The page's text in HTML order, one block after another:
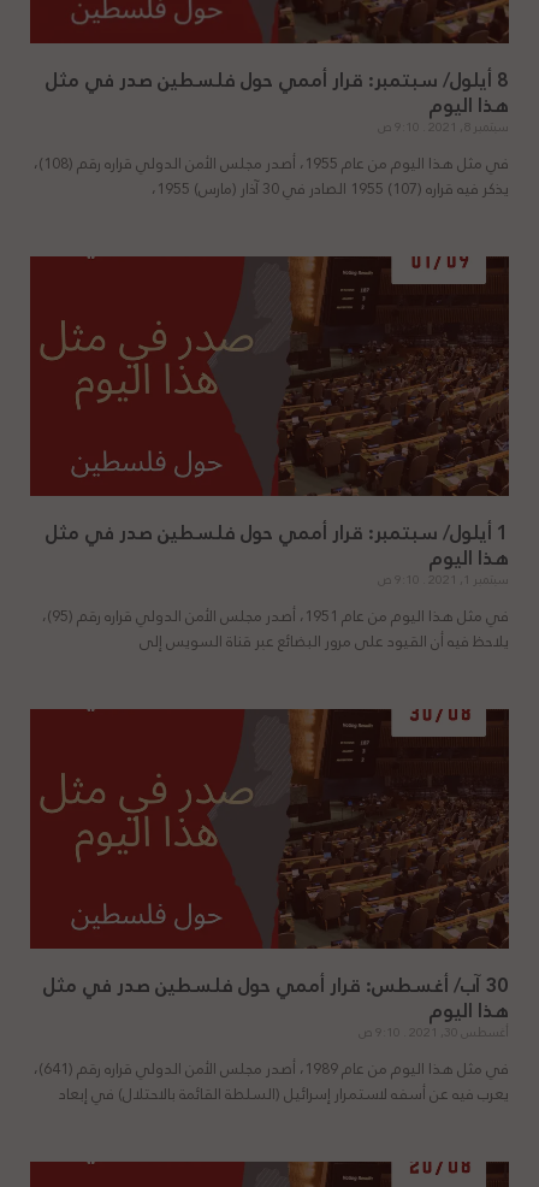
8 أيلول/ سبتمبر: قرار أممي حول فلسطين صدر في مثل
هذا اليوم
سبتمبر 8, 2021
في مثل هذا اليوم من عام 1955، أصدر مجلس الأمن الدولي قراره رقم (108)،
يذكر فيه قراره (107) 1955 الصادر في 30 آذار (مارس) 1955،
1 أيلول/ سبتمبر: قرار أممي حول فلسطين صدر في مثل
هذا اليوم
سبتمبر 1, 2021
في مثل هذا اليوم من عام 1951، أصدر مجلس الأمن الدولي قراره رقم (95)،
يلاحظ فيه أن القيود على مرور البضائع عبر قناة السويس إلى
30 آب/ أغسطس: قرار أممي حول فلسطين صدر في مثل
هذا اليوم
أغسطس 30, 2021
في مثل هذا اليوم من عام 1989، أصدر مجلس الأمن الدولي قراره رقم (641)،
يعرب فيه عن أسفه لاستمرار إسرائيل (السلطة القائمة بالاحتلال) في إبعاد